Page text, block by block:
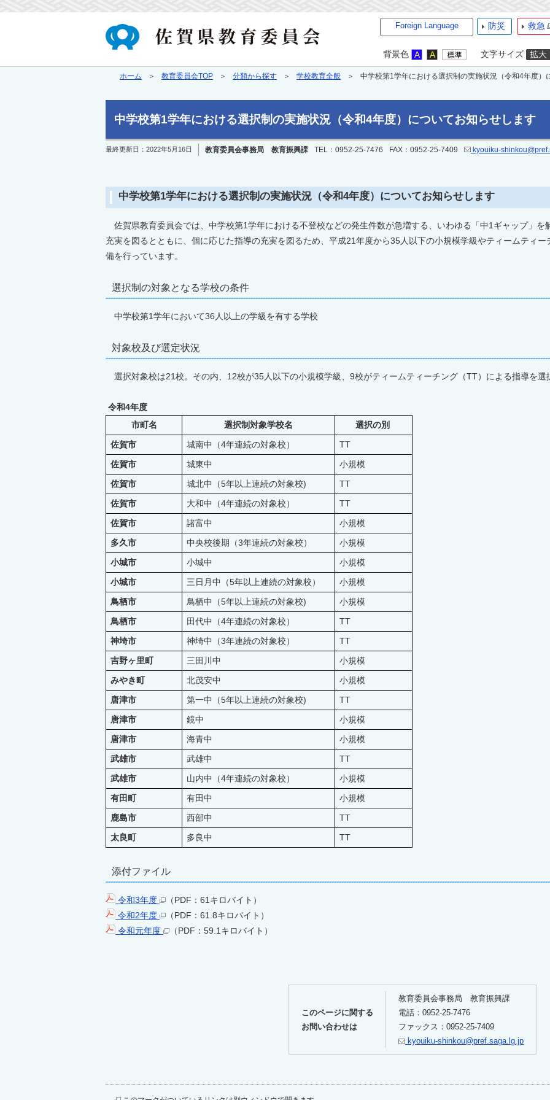
Foreign Language 防災 救急
背景色 文字サイズ
ホーム 教育委員会TOP 分類から探す 学校教育全般 中学校第1学年における選択制の実施状況（令和4年度）
中学校第1学年における選択制の実施状況（令和4年度）についてお知らせします
最終更新日： 2022年5月16日 教育委員会事務局 教育振興課 TEL：0952-25-7476 FAX：0952-25-7409 kyouiku-
中学校第1学年における選択制の実施状況（令和4年度）についてお知らせします
佐賀県教育委員会では、中学校第1学年における不登校などの発生件数が急増する、いわゆる「中1ギャップ」を
充実を図るとともに、個に応じた指導の充実を図るため、平成21年度から35人以下の小規模学級やティームティ
備を行っています。
選択制の対象となる学校の条件
中学校第1学年において36人以上の学級を有する学校
対象校及び選定状況
選択対象校は21校。その内、12校が35人以下の小規模学級、9校がティームティーチング（TT）による指導を選
令和4年度
市町名
選択制対象学校名
選択の別
佐賀市
城南中（4年連続の対象校）
TT
佐賀市
城東中
小規模
佐賀市
城北中（5年以上連続の対象校)
TT
佐賀市
大和中（4年連続の対象校）
TT
佐賀市
諸富中
小規模
多久市
中央校後期（3年連続の対象校）
小規模
小城市
小城中
小規模
小城市
三日月中（5年以上連続の対象校）
小規模
鳥栖市
鳥栖中（5年以上連続の対象校)
小規模
鳥栖市
田代中（4年連続の対象校）
TT
神埼市
神埼中（3年連続の対象校）
TT
吉野ヶ里町
三田川中
小規模
みやき町
北茂安中
小規模
唐津市
第一中（5年以上連続の対象校)
TT
唐津市
鏡中
小規模
唐津市
海青中
小規模
武雄市
武雄中
TT
武雄市
山内中（4年連続の対象校）
小規模
有田町
有田中
小規模
鹿島市
西部中
TT
太良町
多良中 TT
添付ファイル
令和3年度
（PDF：61キロバイト）
令和2年度
（PDF：61.8キロバイト）
令和元年度
（PDF：59.1キロバイト）
このページに関する
お問い合わせは
教育委員会事務局 教育振興課
電話：0952-25-7476
ファックス：0952-25-7409
kyouiku-shinkou@pref.saga.lg.jp